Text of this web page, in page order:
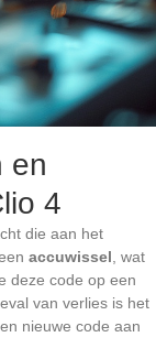
en
4
die aan het
accuwissel , wat
deze code op een
van verlies is het
nieuwe code aan